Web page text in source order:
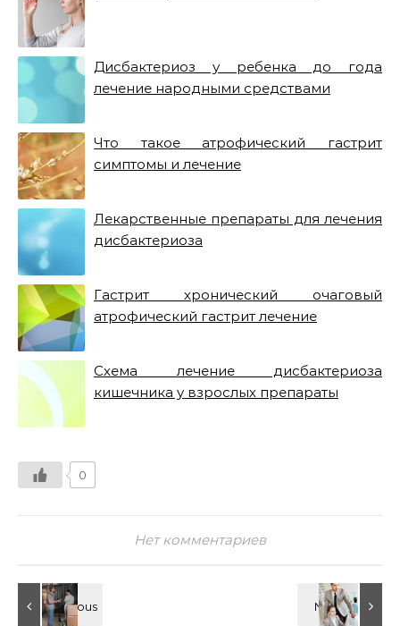
Дисбактериоз у ребенка до года
лечение народными средствами
Что такое атрофический гастрит
симптомы и лечение
Лекарственные препараты для лечения
дисбактериоза
Гастрит хронический очаговый
атрофический гастрит лечение
Схема лечение дисбактериоза
кишечника у взрослых препараты
0
Нет комментариев